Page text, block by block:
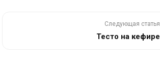
Следующая статья
Тестo на кeфире